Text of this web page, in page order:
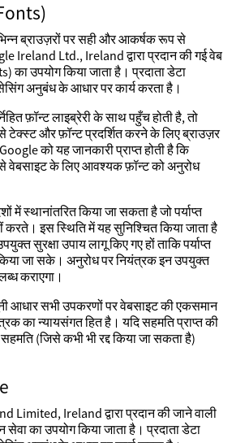
ब्राउज़रों पर सही और आकर्षक रूप से
Ireland Ltd., Ireland द्वारा प्रदान की गई वेब
का उपयोग किया जाता है। प्रदाता डेटा
अनुबंध के आधार पर कार्य करता है।
फ़ॉन्ट लाइब्रेरी के साथ पहुँच होती है, तो
और फ़ॉन्ट प्रदर्शित करने के लिए ब्राउज़र
को यह जानकारी प्राप्त होती है कि
वेबसाइट के लिए आवश्यक फ़ॉन्ट को अनुरोध
में स्थानांतरित किया जा सकता है जो पर्याप्त
करते। इस स्थिति में यह सुनिश्चित किया जाता है
सुरक्षा उपाय लागू किए गए हों ताकि पर्याप्त
जा सके। अनुरोध पर नियंत्रक इन उपयुक्त
कराएगा।
आधार सभी उपकरणों पर वेबसाइट की एकसमान
का न्यायसंगत हित है। यदि सहमति प्राप्त की
(जिसे कभी भी रद्द किया जा सकता है)
Limited, Ireland द्वारा प्रदान की जाने वाली
सेवा का उपयोग किया जाता है। प्रदाता डेटा